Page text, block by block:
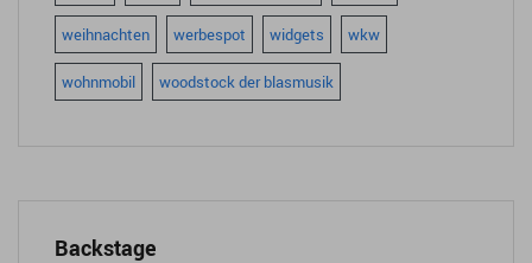
weihnachten werbespot widgets wkw
wohnmobil woodstock der blasmusik
Backstage